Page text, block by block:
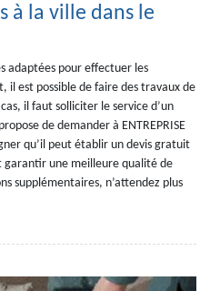
à la ville dans le
adaptées pour effectuer les
il est possible de faire des travaux de
il faut solliciter le service d’un
de demander à ENTREPRISE
qu’il peut établir un devis gratuit
garantir une meilleure qualité de
supplémentaires, n’attendez plus